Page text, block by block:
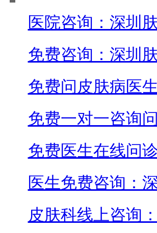
医院咨询：深圳
免费咨询：深圳
免费问皮肤病医
免费一对一咨询
免费医生在线问
医生免费咨询：
皮肤科线上咨询